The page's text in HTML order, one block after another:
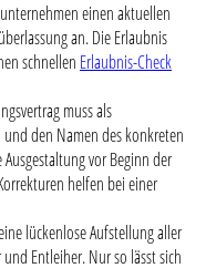
einen aktuellen
an. Die Erlaubnis
schnellen Erlaubnis-Check
muss als
den Namen des konkreten
vor Beginn der
helfen bei einer
lückenlose Aufstellung aller
Entleiher. Nur so lässt sich